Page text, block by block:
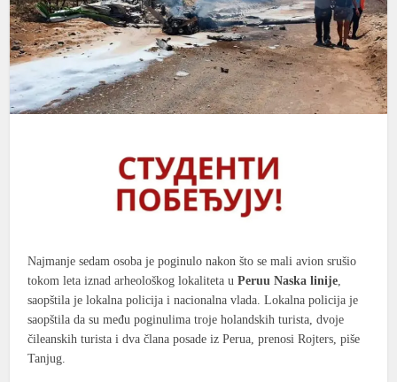
Najmanje sedam osoba je poginulo nakon što se mali avion srušio
tokom leta iznad arheološkog lokaliteta uPeruu Naska linije,
saopštila je lokalna policija i nacionalna vlada. Lokalna policija je
saopštila da su među poginulima troje holandskih turista, dvoje
čileanskih turista i dva člana posade iz Perua, prenosi Rojters, piše
Tanjug.